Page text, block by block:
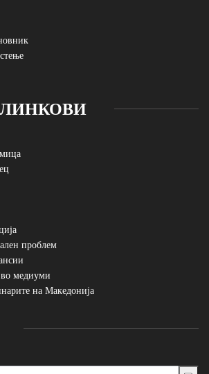
проблем
во медиуми
на Македонија